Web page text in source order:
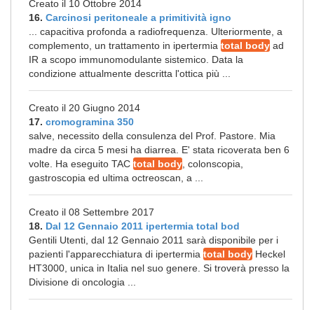
Creato il 10 Ottobre 2014
16. Carcinosi peritoneale a primitività igno
... capacitiva profonda a radiofrequenza. Ulteriormente, a
complemento, un trattamento in ipertermia total body ad
IR a scopo immunomodulante sistemico. Data la
condizione attualmente descritta l'ottica più ...
Creato il 20 Giugno 2014
17. cromogramina 350
salve, necessito della consulenza del Prof. Pastore. Mia
madre da circa 5 mesi ha diarrea. E' stata ricoverata ben 6
volte. Ha eseguito TAC total body , colonscopia,
gastroscopia ed ultima octreoscan, a ...
Creato il 08 Settembre 2017
18. Dal 12 Gennaio 2011 ipertermia total bod
Gentili Utenti, dal 12 Gennaio 2011 sarà disponibile per i
pazienti l'apparecchiatura di ipertermia total body Heckel
HT3000, unica in Italia nel suo genere. Si troverà presso la
Divisione di oncologia ...